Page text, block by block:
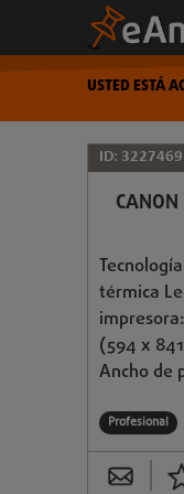
USTED ESTÁ
ID: 3227469
térmica
(594 x
Ancho de
Profesional